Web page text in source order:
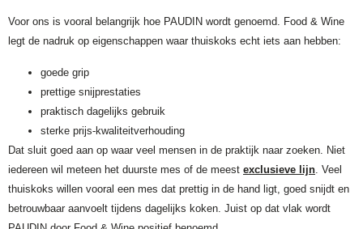
Voor ons is vooral belangrijk hoe PAUDIN wordt genoemd. Food & Wine
legt de nadruk op eigenschappen waar thuiskoks echt iets aan hebben:
goede grip
prettige snijprestaties
praktisch dagelijks gebruik
sterke prijs-kwaliteitverhouding
Dat sluit goed aan op waar veel mensen in de praktijk naar zoeken. Niet
iedereen wil meteen het duurste mes of de meest exclusieve lijn . Veel
thuiskoks willen vooral een mes dat prettig in de hand ligt, goed snijdt en
betrouwbaar aanvoelt tijdens dagelijks koken. Juist op dat vlak wordt